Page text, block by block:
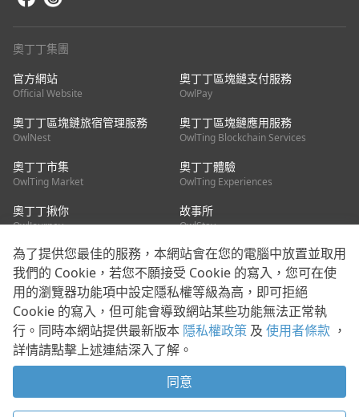
奧丁丁集團
官方網站
Official Website
奧丁丁區塊鏈支付服務
OwlPay
奧丁丁區塊鏈旅宿管理服務
OwlNest
奧丁丁區塊鏈應用服務
OwlTing Blockchain Services
奧丁丁市集
OwlTing Market
奧丁丁體驗
OwlTing Experiences
奧丁丁揪你
OwlJourney
故事所
OwlStay
聯絡我們
客服信箱：mediapartner@owlting.com
服務信箱 / 廣告洽詢：info_owlnews@owlting.com
媒體合作 / 新聞稿提供：mediapartner@owlting.com
本平台之內容符合第三方智慧財產權規範，若有疑慮歡迎來信告
為了提供您最佳的服務，本網站會在您的電腦中放置並取用
我們的 Cookie，若您不願接受 Cookie 的寫入，您可在使
用的瀏覽器功能項中設定隱私權等級為高，即可拒絕
Cookie 的寫入，但可能會導致網站某些功能無法正常執
行。同時本網站提供最新版本 隱私權政策 及 使用者條款 ，
詳情請點擊上述連結深入了解。
同意